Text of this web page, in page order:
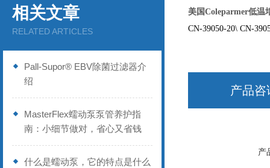
相关文章
RELATED ARTICLES
Pall-Supor® EBV除菌过滤器介
绍
MasterFlex蠕动泵泵管养护指
南：小细节做对，省心又省钱
什么是蠕动泵，它的特点是什么
美国Coleparmer低温
CN-39050-20\ CN-
产品咨
产